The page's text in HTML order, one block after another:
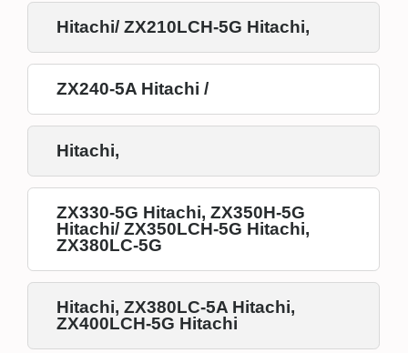
Hitachi/ ZX210LCH-5G Hitachi,
ZX240-5A Hitachi /
Hitachi,
ZX330-5G Hitachi, ZX350H-5G
Hitachi/ ZX350LCH-5G Hitachi,
ZX380LC-5G
Hitachi, ZX380LC-5A Hitachi,
ZX400LCH-5G Hitachi